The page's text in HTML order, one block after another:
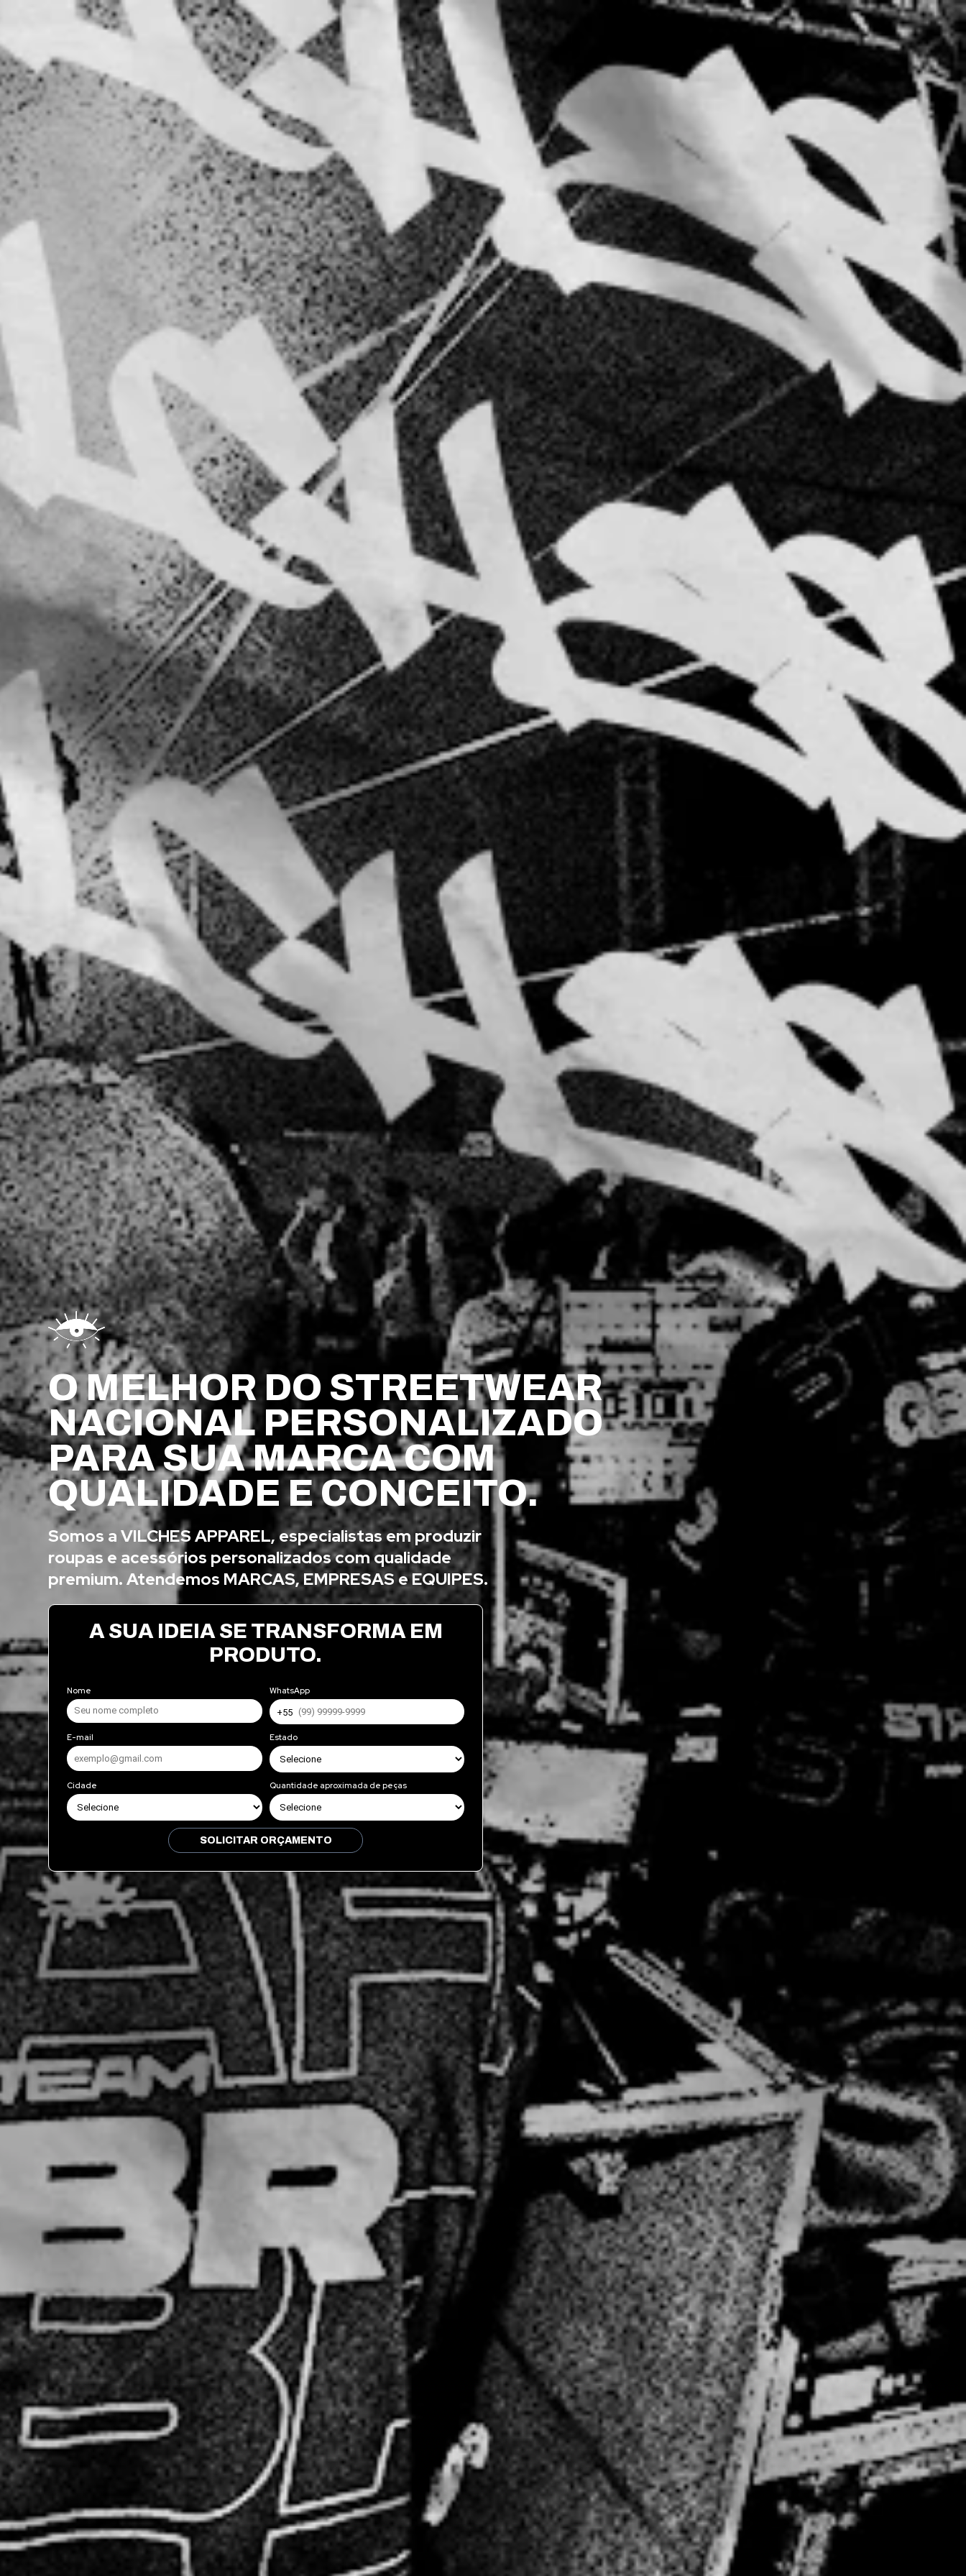
O MELHOR DO STREETWEAR
NACIONAL PERSONALIZADO
PARA SUA MARCA COM
QUALIDADE E CONCEITO.
Somos a VILCHES APPAREL, especialistas em produzir
roupas e acessórios personalizados com qualidade
premium. Atendemos MARCAS, EMPRESAS e EQUIPES.
A SUA IDEIA SE TRANSFORMA EM
PRODUTO.
Nome WhatsApp
E-mail Estado
Cidade Quantidade aproximada de peças
SOLICITAR ORÇAMENTO